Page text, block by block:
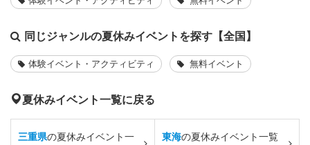
同じジャンルの夏休みイベントを探す【全国】
体験イベント・アクティビティ 無料イベント
夏休みイベント一覧に戻る
三重県の夏休みイベント一
東海の夏休みイベント一覧